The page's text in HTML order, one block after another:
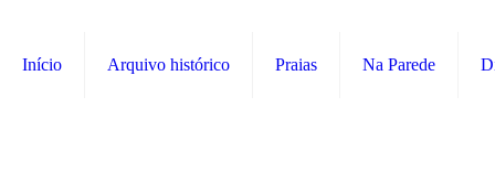
Início Arquivo histórico Praias Na Parede